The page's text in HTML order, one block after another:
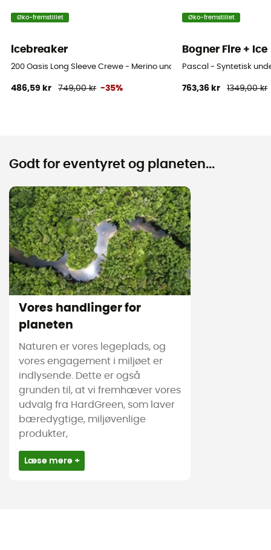
Øko-fremstillet
icebreaker
200 Oasis Long Sleeve Crewe - Merino undertøj Herrer
486,59 kr 749,00 kr -35%
Øko-fremstillet
Bogner Fire + Ice
Pascal - Syntetisk
763,36 kr 1349,00 kr
Godt for eventyret og planeten...
Vores handlinger for
planeten
Naturen er vores legeplads, og
vores engagement i miljøet er
indlysende. Dette er også
grunden til, at vi fremhæver vores
udvalg fra HardGreen, som laver
bæredygtige, miljøvenlige
produkter,
Læse mere +